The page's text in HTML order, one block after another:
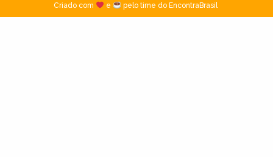
Criado com
e pelo time do EncontraBrasil